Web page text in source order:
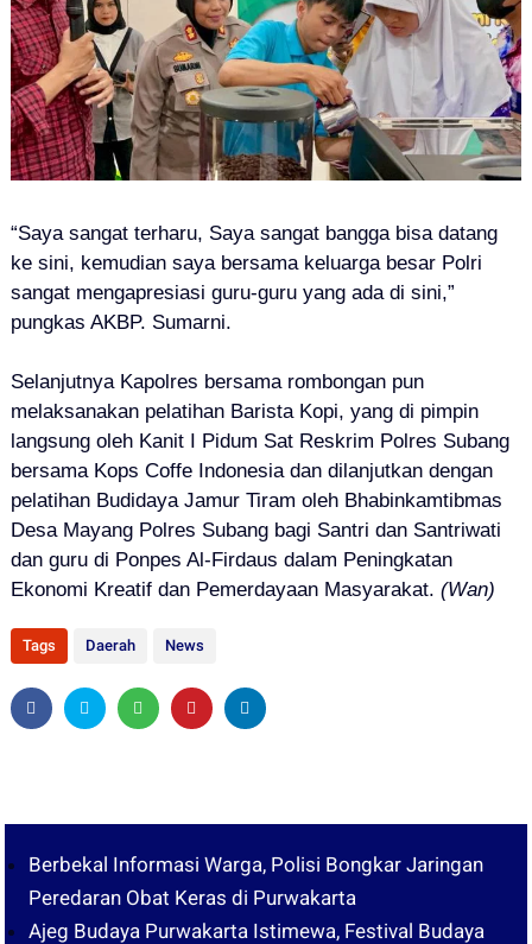
“Saya sangat terharu, Saya sangat bangga bisa datang
ke sini, kemudian saya bersama keluarga besar Polri
sangat mengapresiasi guru-guru yang ada di sini,”
pungkas AKBP. Sumarni.
Selanjutnya Kapolres bersama rombongan pun
melaksanakan pelatihan Barista Kopi, yang di pimpin
langsung oleh Kanit I Pidum Sat Reskrim Polres Subang
bersama Kops Coffe Indonesia dan dilanjutkan dengan
pelatihan Budidaya Jamur Tiram oleh Bhabinkamtibmas
Desa Mayang Polres Subang bagi Santri dan Santriwati
dan guru di Ponpes Al-Firdaus dalam Peningkatan
Ekonomi Kreatif dan Pemerdayaan Masyarakat. (Wan)
Tags Daerah News
Berbekal Informasi Warga, Polisi Bongkar Jaringan
Peredaran Obat Keras di Purwakarta
Ajeg Budaya Purwakarta Istimewa, Festival Budaya